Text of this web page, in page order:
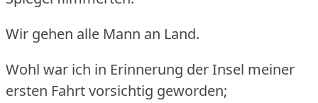
Wir gehen alle Mann an Land.
Wohl war ich in Erinnerung der Insel meiner
ersten Fahrt vorsichtig geworden;